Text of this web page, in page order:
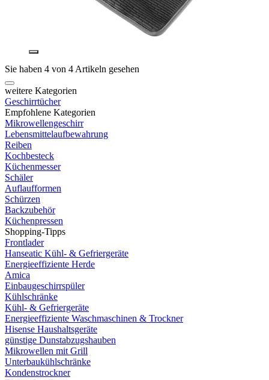
Sie haben 4 von 4 Artikeln gesehen
weitere Kategorien
Geschirrtücher
Empfohlene Kategorien
Mikrowellengeschirr
Lebensmittelaufbewahrung
Reiben
Kochbesteck
Küchenmesser
Schäler
Auflaufformen
Schürzen
Backzubehör
Küchenpressen
Shopping-Tipps
Frontlader
Hanseatic Kühl- & Gefriergeräte
Energieeffiziente Herde
Amica
Einbaugeschirrspüler
Kühlschränke
Kühl- & Gefriergeräte
Energieeffiziente Waschmaschinen & Trockner
Hisense Haushaltsgeräte
günstige Dunstabzugshauben
Mikrowellen mit Grill
Unterbaukühlschränke
Kondenstrockner